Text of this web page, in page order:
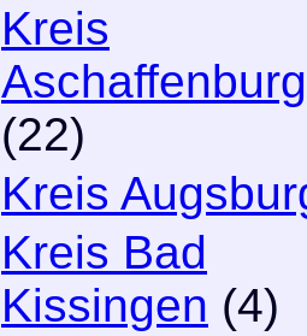
Kreis
Aschaffenburg
(22)
Kreis
Kreis Bad
Kissingen (4)